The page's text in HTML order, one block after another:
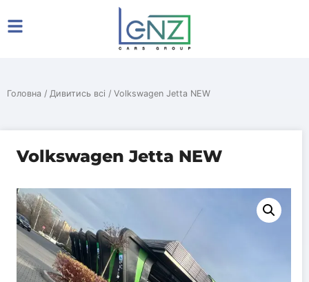
Головна / Дивитись всі / Volkswagen Jetta NEW
Volkswagen Jetta NEW